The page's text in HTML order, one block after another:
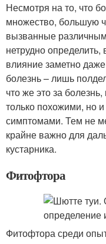
Несмотря на то, что
множество, большую
вызванные
нетрудно
влияние заметно
болезнь – лишь
что же это за
только похожими, но
симптомами. Тем не
крайне важно для
кустарника.
Фитофтора
Фитофтора среди